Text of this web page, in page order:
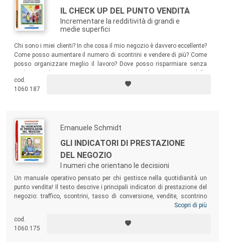
IL CHECK UP DEL PUNTO VENDITA
Incrementare la redditività di grandi e
medie superfici
Chi sono i miei clienti? In che cosa il mio negozio è davvero eccellente?
Come posso aumentare il numero di scontrini e vendere di più? Come
posso organizzare meglio il lavoro? Dove posso risparmiare senza
squadra? Il terzo volume di una nuova serie espressamente dedicata a
chi gestisce i punti vendita.
cod.
1060.187
Emanuele Schmidt
GLI INDICATORI DI PRESTAZIONE
DEL NEGOZIO
I numeri che orientano le decisioni
Un manuale operativo pensato per chi gestisce nella quotidianità un
punto vendita! Il testo descrive i principali indicatori di prestazione del
negozio: traffico, scontrini, tasso di conversione, vendite, scontrino
medio, battuta media, pressione promozionale e svalorizzazioni,
cliente misterioso, rotazione e copertura dello stock... Un volume
fondamentale per imparare a leggere gli indicatori, migliorando i propri
Scopri di più
cod.
1060.175